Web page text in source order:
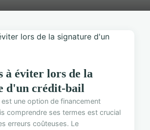
à éviter lors de la
d'un crédit-bail
une option de financement
comprendre ses termes est crucial
erreurs coûteuses. Le